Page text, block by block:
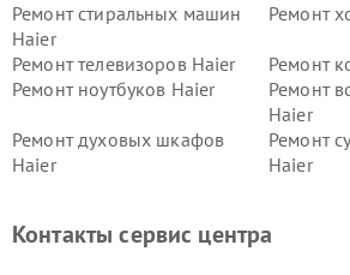
Ремонт стиральных машин
Haier
Ремонт
Ремонт телевизоров Haier
Ремонт
Ремонт ноутбуков Haier
Ремонт
Haier
Ремонт духовых шкафов
Haier
Ремонт
Haier
Ремонт роботов-пылесосов
Ремонт
Контакты сервис центра